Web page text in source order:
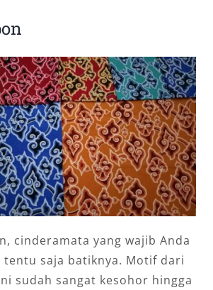
cinderamata yang wajib Anda
tentu saja batiknya. Motif dari
sudah sangat kesohor hingga